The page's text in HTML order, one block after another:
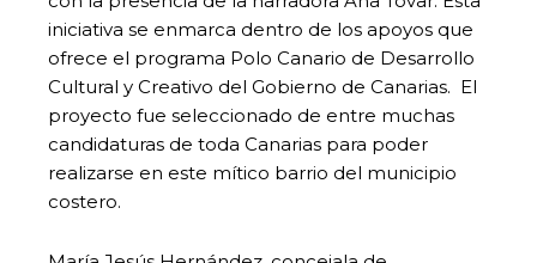
iniciativa se enmarca dentro de los apoyos que
ofrece el programa Polo Canario de Desarrollo
Cultural y Creativo del Gobierno de Canarias. El
proyecto fue seleccionado de entre muchas
candidaturas de toda Canarias para poder
realizarse en este mítico barrio del municipio
costero.